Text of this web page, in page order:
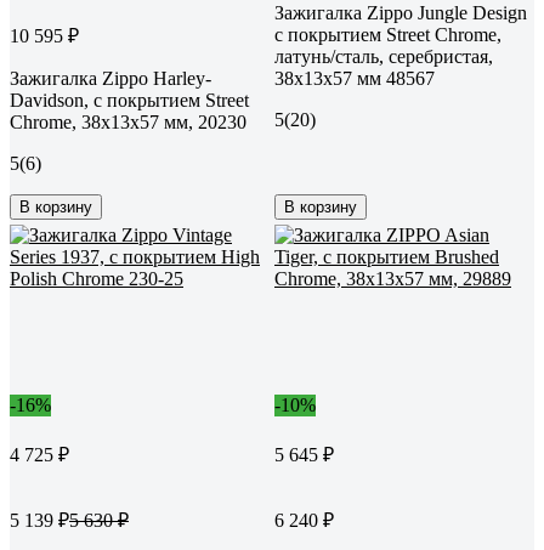
10 595 ₽
Зажигалка Zippo Harley-
Davidson, с покрытием Street
Chrome, 38x13x57 мм, 20230
5(6)
В корзину
Зажигалка Zippo Jungle Design
с покрытием Street Chrome,
латунь/сталь, серебристая,
38x13x57 мм 48567
5(20)
В корзину
-16%
4 725 ₽
5 139 ₽5 630 ₽
-10%
5 645 ₽
6 240 ₽